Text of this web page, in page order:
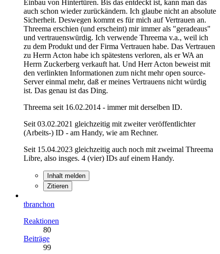
Einbau von Hintertüren. Bis das entdeckt ist, kann man das
auch schon wieder zurückändern. Ich glaube nicht an absolute
Sicherheit. Deswegen kommt es für mich auf Vertrauen an.
Threema erschien (und erscheint) mir immer als "geradeaus"
und vertrauenswürdig. Ich verwende Threema v.a., weil ich
zu dem Produkt und der Firma Vertrauen habe. Das Vertrauen
zu Herrn Acton habe ich spätestens verloren, als er WA an
Herrn Zuckerberg verkauft hat. Und Herr Acton beweist mit
den verlinkten Informationen zum nicht mehr open source-
Server einmal mehr, daß er meines Vertrauens nicht würdig
ist. Das genau ist das Ding.
Threema seit 16.02.2014 - immer mit derselben ID.
Seit 03.02.2021 gleichzeitig mit zweiter veröffentlichter
(Arbeits-) ID - am Handy, wie am Rechner.
Seit 15.04.2023 gleichzeitig auch noch mit zweimal Threema
Libre, also insges. 4 (vier) IDs auf einem Handy.
Inhalt melden
Zitieren
tbranchon
Reaktionen
80
Beiträge
99